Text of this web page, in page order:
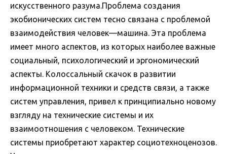
искусственного разума.Проблема создания
экобионических систем тесно связана с проблемой
взаимодействия человек—машина. Эта проблема
имеет много аспектов, из которых наиболее важные
социальный, психологический и эргономический
аспекты. Колоссальный скачок в развитии
информационной техники и средств связи, а также
систем управления, привел к принципиально новому
взгляду на технические системы и их
взаимоотношения с человеком. Технические
системы приобретают характер социотехноценозов.